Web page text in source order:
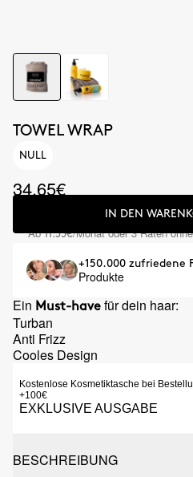
TOWEL WRAP
NULL
34.65€
IN DEN
Ab11.55€/Monat oder 3 Raten
+150.000 zufriedene
Produkte
Ein Must-have für dein haar:
Turban
Anti Frizz
Cooles Design
Kostenlose Kosmetiktasche bei
+100€
EXKLUSIVE AUSGABE
BESCHREIBUNG